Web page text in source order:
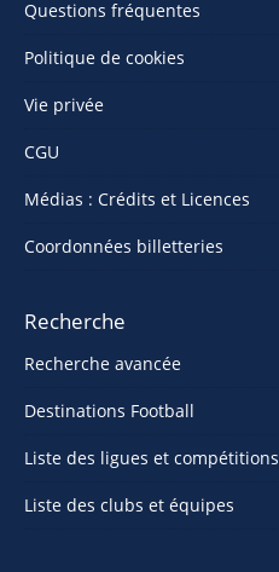
Questions fréquentes
Politique de cookies
Vie privée
CGU
Médias : Crédits et Licences
Coordonnées billetteries
Recherche
Recherche avancée
Destinations Football
Liste des ligues et compétitions
Liste des clubs et équipes